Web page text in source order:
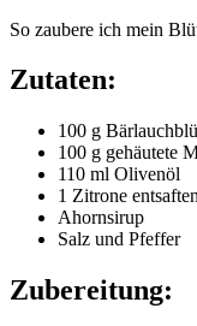
So zau­be­re ich mein
Zutaten:
100 g
100 g gehäu­te­te
110 ml Olivenöl
1 Zitro­ne entsaften
Ahorn­si­rup
Salz und Pfeffer
Zubereitung: